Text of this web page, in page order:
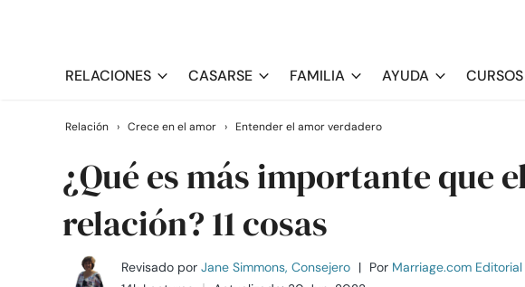
RELACIONES CASARSE FAMILIA AYUDA CURSOS
Relación › Crece en el amor › Entender el amor verdadero
¿Qué es más importante que
relación? 11 cosas
Revisado por Jane Simmons, Consejero | Por Marriage.com Editorial